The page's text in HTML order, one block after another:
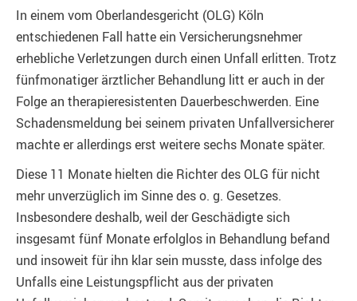
In einem vom Oberlandesgericht (OLG) Köln
entschiedenen Fall hatte ein Versicherungsnehmer
erhebliche Verletzungen durch einen Unfall erlitten. Trotz
fünfmonatiger ärztlicher Behandlung litt er auch in der
Folge an therapieresistenten Dauerbeschwerden. Eine
Schadensmeldung bei seinem privaten Unfallversicherer
machte er allerdings erst weitere sechs Monate später.
Diese 11 Monate hielten die Richter des OLG für nicht
mehr unverzüglich im Sinne des o. g. Gesetzes.
Insbesondere deshalb, weil der Geschädigte sich
insgesamt fünf Monate erfolglos in Behandlung befand
und insoweit für ihn klar sein musste, dass infolge des
Unfalls eine Leistungspflicht aus der privaten